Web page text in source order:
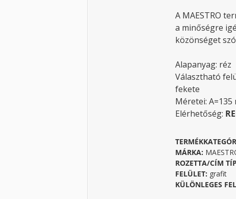
A MAESTRO
a minőségre
közönséget
Alapanyag: réz
Választható
fekete
Méretei: A=135
Elérhetőség:
MÁRKA:
ROZETTA/CÍM
FELÜLET: grafit
KÜLÖNLEGES